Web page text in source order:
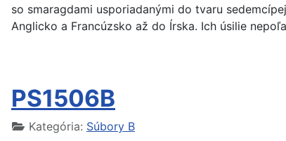
so smaragdami usporiadanými do tvaru
Anglicko a Francúzsko až do Írska. Ich úsilie
PS1506B
Kategória: Súbory B